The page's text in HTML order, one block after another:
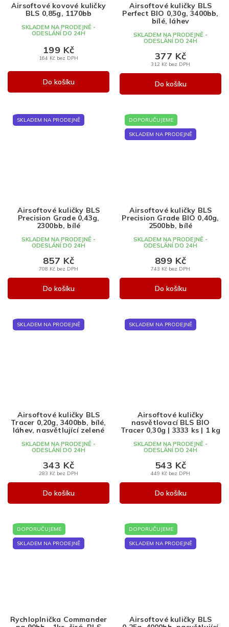
Airsoftové kovové kuličky
BLS 0,85g, 1170bb
SKLADEM NA PRODEJNĚ -
ODESLÁNÍ DO 24H
164 Kč bez DPH
199 Kč
Do košíku
Airsoftové kuličky BLS
Perfect BIO 0,30g, 3400bb,
bílé, láhev
SKLADEM NA PRODEJNĚ -
ODESLÁNÍ DO 24H
312 Kč bez DPH
377 Kč
Do košíku
SKLADEM NA PRODEJNĚ
Airsoftové kuličky BLS
Precision Grade 0,43g,
2300bb, bílé
SKLADEM NA PRODEJNĚ -
ODESLÁNÍ DO 24H
708 Kč bez DPH
857 Kč
Do košíku
DOPORUČUJEME
SKLADEM NA PRODEJNĚ
Airsoftové kuličky BLS
Precision Grade BIO 0,40g,
2500bb, bílé
SKLADEM NA PRODEJNĚ -
ODESLÁNÍ DO 24H
743 Kč bez DPH
899 Kč
Do košíku
SKLADEM NA PRODEJNĚ
Airsoftové kuličky BLS
Tracer 0,20g, 3400bb, bílé,
láhev, nasvětlující zelené
SKLADEM NA PRODEJNĚ -
ODESLÁNÍ DO 24H
283 Kč bez DPH
343 Kč
Do košíku
SKLADEM NA PRODEJNĚ
Airsoftové kuličky
nasvětlovací BLS BIO
Tracer 0,30g | 3333 ks | 1 kg
SKLADEM NA PRODEJNĚ -
ODESLÁNÍ DO 24H
449 Kč bez DPH
543 Kč
Do košíku
DOPORUČUJEME
SKLADEM NA PRODEJNĚ
Rychloplnička Commander
DOPORUČUJEME
SKLADEM NA PRODEJNĚ
Airsoftové kuličky BLS